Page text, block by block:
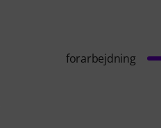
forarbejdning